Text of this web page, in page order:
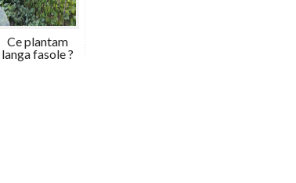
Ce plantam
langa fasole ?